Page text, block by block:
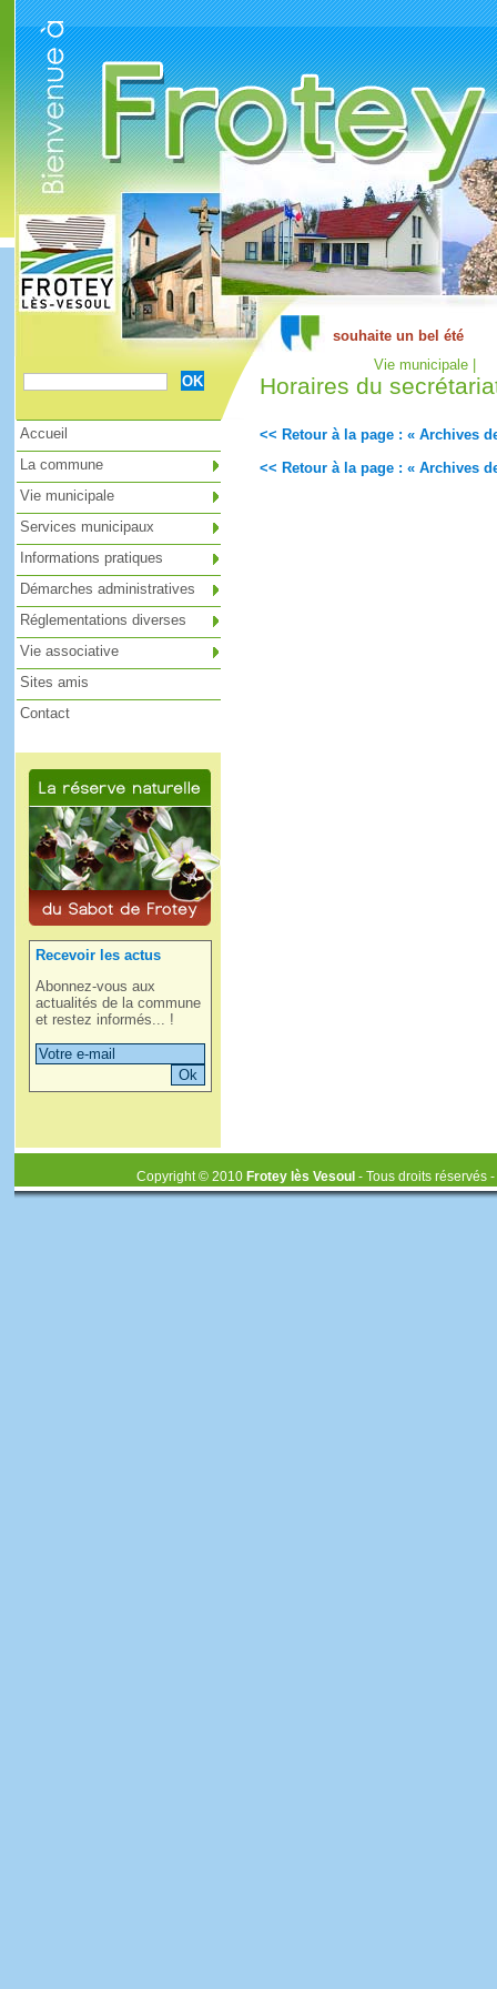
Recevoir les actus
Abonnez-vous aux
actualités de la commune
et restez informés... !
Vie municipale |
Horaires du
<< Retour à la page : « Archives
<< Retour à la page : « Archives
Copyright © 2010 Frotey lès Vesoul - Tous droits réservés
Accueil
La commune
Vie municipale
Services municipaux
Informations pratiques
Démarches administratives
Réglementations diverses
Vie associative
Sites amis
Contact
Cookies management panel